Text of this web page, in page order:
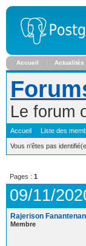
Accueil Actualités
Le forum
Accueil Liste des
Vous n'êtes pas
Pages : 1
09/11/
Rajerison
Membre